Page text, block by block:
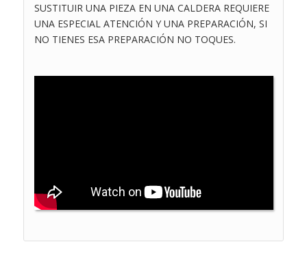
SUSTITUIR UNA PIEZA EN UNA CALDERA REQUIERE
UNA ESPECIAL ATENCIÓN Y UNA PREPARACIÓN, SI
NO TIENES ESA PREPARACIÓN NO TOQUES.